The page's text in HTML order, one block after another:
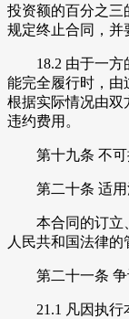
投资额的百分之三
规定终止合同，并
18.2 由于一方
能完全履行时，由
根据实际情况由双
违约费用。
第十九条 不可
第二十条 适用
本合同的订立、
人民共和国法律的
第二十一条 争
21.1 凡因执行